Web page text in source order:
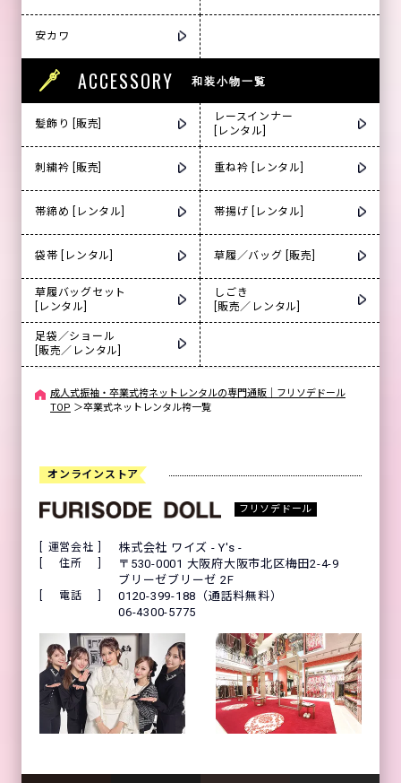
安カワ
ACCESSORY 和装小物一覧
髪飾り [販売]
レースインナー
[レンタル]
刺繍衿 [販売] 重ね衿 [レンタル]
帯締め [レンタル] 帯揚げ [レンタル]
袋帯 [レンタル] 草履／バッグ [販売]
草履バッグセット
[レンタル]
しごき
[販売／レンタル]
足袋／ショール
[販売／レンタル]
成人式振袖・卒業式袴ネットレンタルの専門通販｜フリソデドール
TOP ＞卒業式ネットレンタル袴一覧
オンラインストア
フリソデドール
運営会社 株式会社 ワイズ - Y's -
住所
〒530-0001 大阪府大阪市北区梅田2-4-9
ブリーゼブリーゼ 2F
電話
0120-399-188（通話料無料）
06-4300-5775